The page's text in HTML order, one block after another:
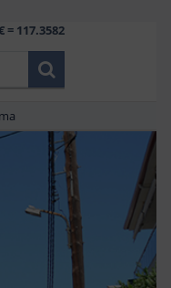
= 117.3582